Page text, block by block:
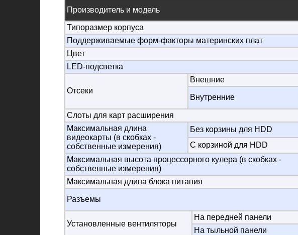
Производитель и модель
Типоразмер корпуса
Поддерживаемые форм-факторы материнских плат
Цвет
LED-подсветка
Отсеки
Внешние
Внутренние
Слоты для карт расширения
Максимальная длина
видеокарты (в скобках -
собственные измерения)
Без корзины для HDD
С корзиной для HDD
Максимальная высота процессорного кулера (в скобках -
собственные измерения)
Максимальная длина блока питания
Разъемы
Установленные вентиляторы
На передней панели
На тыльной панели